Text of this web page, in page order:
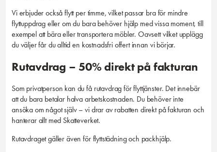
Vi erbjuder också flytt per timme, vilket passar bra för mindre
flyttuppdrag eller om du bara behöver hjälp med vissa moment, till
exempel att bära eller transportera möbler. Oavsett vilket upplägg
du väljer får du alltid en kostnadsfri offert innan vi börjar.
Rutavdrag – 50% direkt på fakturan
Som privatperson kan du få rutavdrag för flyttjänster. Det innebär
att du bara betalar halva arbetskostnaden. Du behöver inte
ansöka om något själv – vi drar av rabatten direkt på fakturan och
hanterar allt med Skatteverket.
Rutavdraget gäller även för flyttstädning och packhjälp.